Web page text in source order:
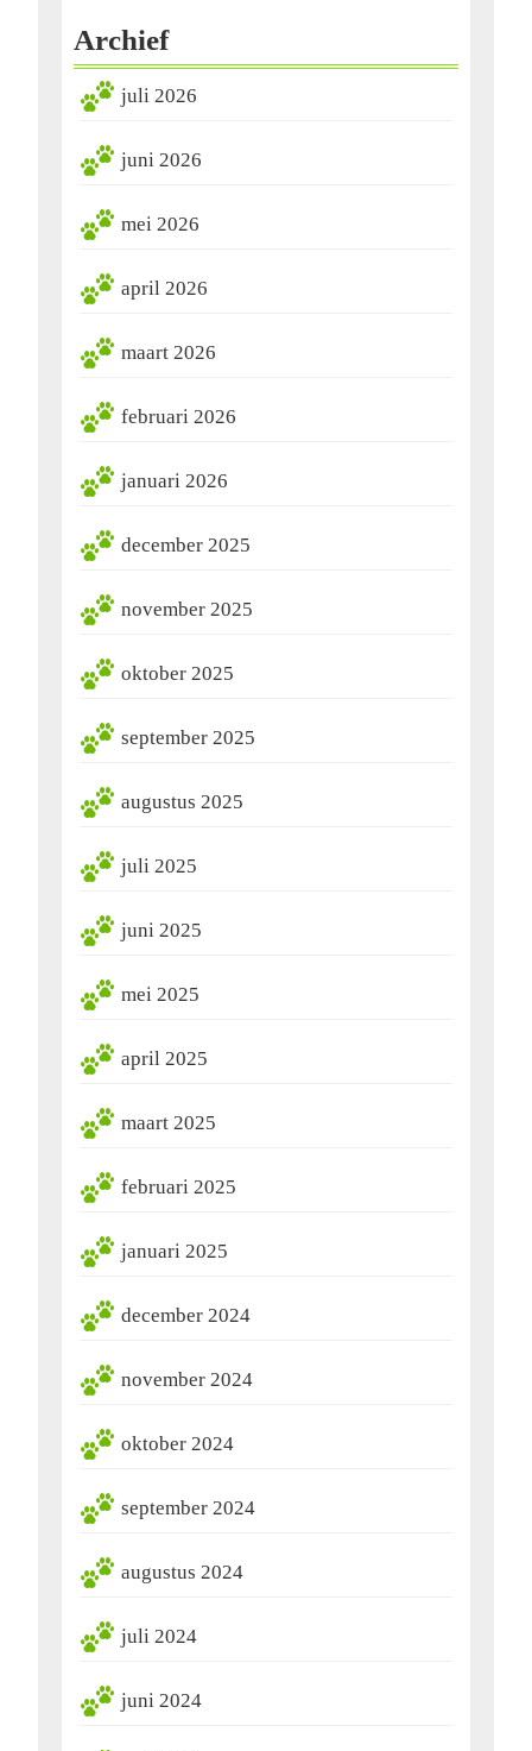
Archief
juli 2026
juni 2026
mei 2026
april 2026
maart 2026
februari 2026
januari 2026
december 2025
november 2025
oktober 2025
september 2025
augustus 2025
juli 2025
juni 2025
mei 2025
april 2025
maart 2025
februari 2025
januari 2025
december 2024
november 2024
oktober 2024
september 2024
augustus 2024
juli 2024
juni 2024